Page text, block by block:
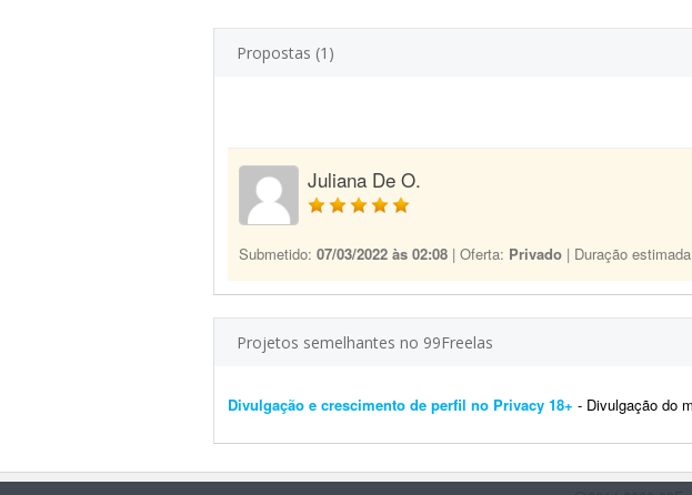
Propostas (1)
Juliana De O.
Submetido: 07/03/2022 às 02:08 | Oferta: Privado | Duração
Projetos semelhantes no 99Freelas
Divulgação e crescimento de perfil no Privacy 18+ - Divulgação do meu perfil